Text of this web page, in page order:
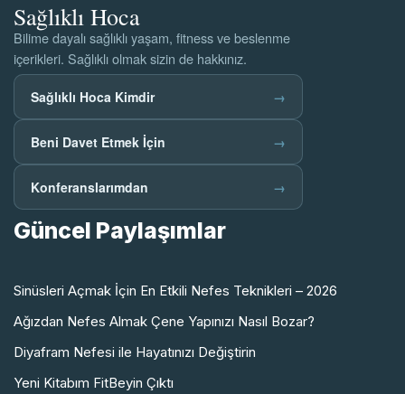
Sağlıklı Hoca
Bilime dayalı sağlıklı yaşam, fitness ve beslenme
içerikleri. Sağlıklı olmak sizin de hakkınız.
Sağlıklı Hoca Kimdir →
Beni Davet Etmek İçin →
Konferanslarımdan →
Güncel Paylaşımlar
Sinüsleri Açmak İçin En Etkili Nefes Teknikleri – 2026
Ağızdan Nefes Almak Çene Yapınızı Nasıl Bozar?
Diyafram Nefesi ile Hayatınızı Değiştirin
Yeni Kitabım FitBeyin Çıktı